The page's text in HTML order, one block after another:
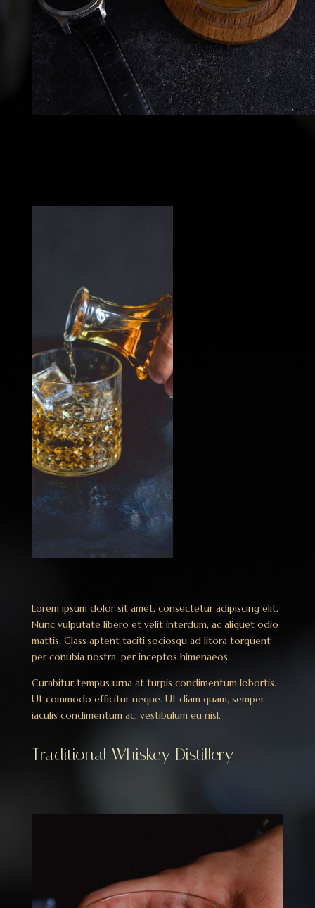
Lorem ipsum dolor sit amet, consectetur adipiscing elit.
Nunc vulputate libero et velit interdum, ac aliquet odio
mattis. Class aptent taciti sociosqu ad litora torquent
per conubia nostra, per inceptos himenaeos.
Curabitur tempus urna at turpis condimentum lobortis.
Ut commodo efficitur neque. Ut diam quam, semper
iaculis condimentum ac, vestibulum eu nisl.
Traditional Whiskey Distillery